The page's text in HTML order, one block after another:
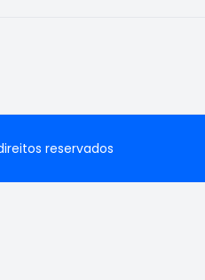
reservados